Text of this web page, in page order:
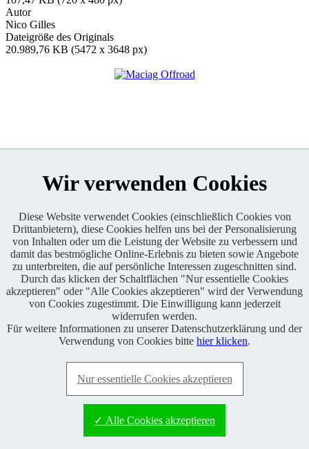
Autor
Nico Gilles
Dateigröße des Originals
20.989,76 KB (5472 x 3648 px)
Enduro One Series Partner
Copyright © 2021 BABOONS GmbH. Alle Rechte vorbehalten.
Keine Haftung und kein Anspruch auf Vollständigkeit sowie
Richtigkeit von Inhalten, Berichten und Kommentaren.
Impressum|Datenschutz|RSS-Feed|Presse|
|Admin
Wir verwenden Cookies
Diese Website verwendet Cookies (einschließlich Cookies von
Drittanbietern), diese Cookies helfen uns bei der Personalisierung
von Inhalten oder um die Leistung der Website zu verbessern und
damit das bestmögliche Online-Erlebnis zu bieten sowie Angebote
zu unterbreiten, die auf persönliche Interessen zugeschnitten sind.
Durch das klicken der Schaltflächen "Nur essentielle Cookies
akzeptieren" oder "Alle Cookies akzeptieren" wird der Verwendung
von Cookies zugestimmt. Die Einwilligung kann jederzeit
widerrufen werden.
Für weitere Informationen zu unserer Datenschutzerklärung und der
Verwendung von Cookies bitte hier klicken.
Nur essentielle Cookies akzeptieren
✓ Alle Cookies akzeptieren